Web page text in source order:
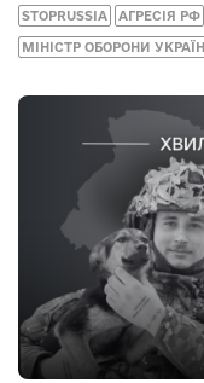
STOPRUSSIA АГРЕСІЯ РФ
МІНІСТР ОБОРОНИ